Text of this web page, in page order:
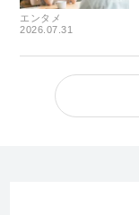
エンタメ
2026.07.31